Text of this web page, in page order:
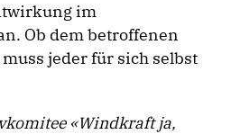
im
Ob dem betroffenen
jeder für sich selbst
«Windkraft ja,